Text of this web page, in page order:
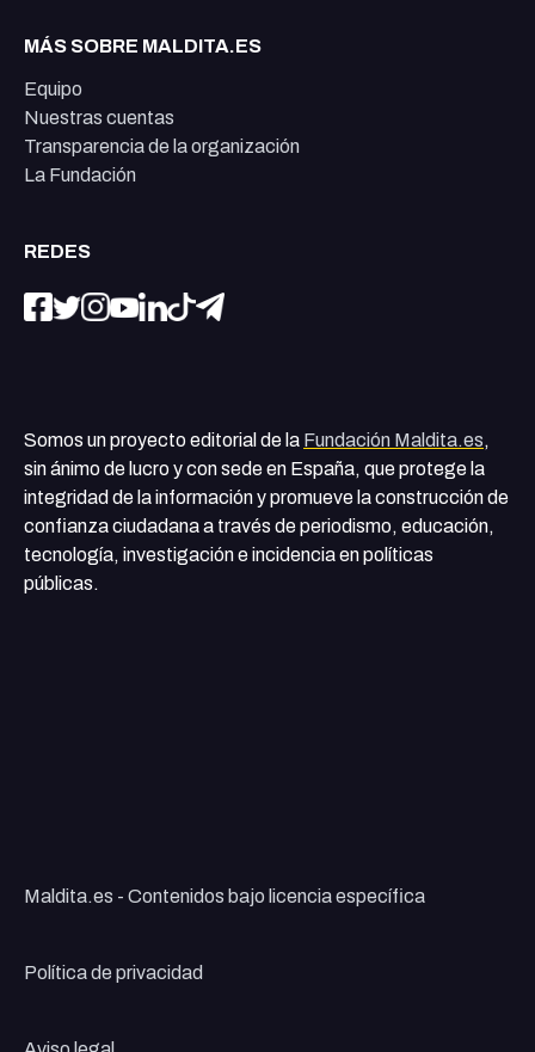
MÁS SOBRE MALDITA.ES
Equipo
Nuestras cuentas
Transparencia de la organización
La Fundación
REDES
Somos un proyecto editorial de la Fundación Maldita.es,
sin ánimo de lucro y con sede en España, que protege la
integridad de la información y promueve la construcción de
confianza ciudadana a través de periodismo, educación,
tecnología, investigación e incidencia en políticas
públicas.
Maldita.es - Contenidos bajo licencia específica
Política de privacidad